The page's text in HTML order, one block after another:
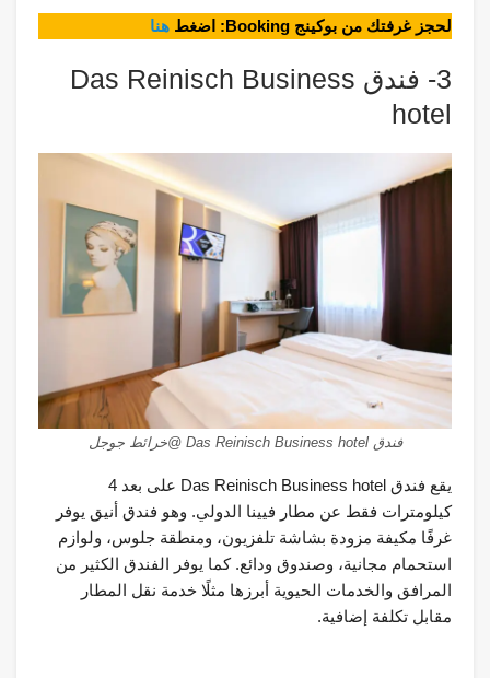
لحجز غرفتك من بوكينج Booking: اضغط هنا
3- فندق Das Reinisch Business
hotel
فندق Das Reinisch Business hotel @خرائط جوجل
يقع فندق Das Reinisch Business hotel على بعد 4
كيلومترات فقط عن مطار فيينا الدولي. وهو فندق أنيق يوفر
غرفًا مكيفة مزودة بشاشة تلفزيون، ومنطقة جلوس، ولوازم
استحمام مجانية، وصندوق ودائع. كما يوفر الفندق الكثير من
المرافق والخدمات الحيوية أبرزها مثلًا خدمة نقل المطار
مقابل تكلفة إضافية.